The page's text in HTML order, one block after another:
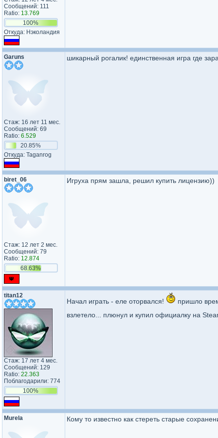
Сообщений: 111
Ratio: 13.769
100%
Откуда: Нэколандия
Garuns
Стаж: 16 лет 11 мес.
Сообщений: 69
Ratio: 6.529
20.85%
Откуда: Taganrog
шикарный рогалик! единственная игра где
biret_06
Стаж: 12 лет 2 мес.
Сообщений: 79
Ratio: 12.874
68.63%
Игруха прям зашла, решил купить лицензию))
titan12
Стаж: 17 лет 4 мес.
Сообщений: 129
Ratio: 22.363
Поблагодарили: 774
100%
Начал играть - еле оторвался!
пришло
взлетело... плюнул и купил официалку на
Murela Кому то известно как стереть старые